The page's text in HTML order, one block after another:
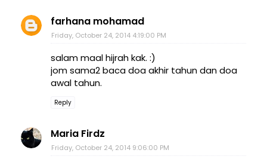
farhana mohamad
Friday, October 24, 2014 4:19:00 PM
salam maal hijrah kak. :)
jom sama2 baca doa akhir tahun dan doa
awal tahun.
Reply
Maria Firdz
Friday, October 24, 2014 9:06:00 PM